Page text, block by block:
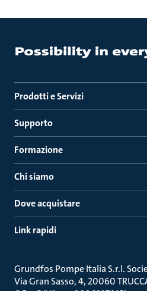
Prodotti e Servizi
Supporto
Formazione
Chi siamo
Dove acquistare
Link rapidi
Grundfos Pompe Italia S.r.l.
Via Gran Sasso, 4, 20060